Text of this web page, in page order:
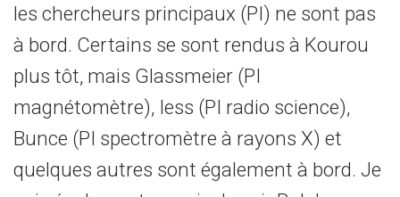
les chercheurs principaux (PI) ne sont pas
à bord. Certains se sont rendus à Kourou
plus tôt, mais Glassmeier (PI
magnétomètre), Iess (PI radio science),
Bunce (PI spectromètre à rayons X) et
quelques autres sont également à bord. Je